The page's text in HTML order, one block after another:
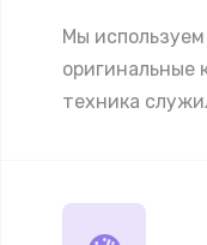
Мы
оригинальные
техника